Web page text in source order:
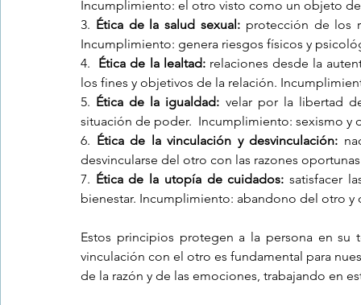
Incumplimiento: el otro visto como un objeto
3. Ética de la salud sexual: protección de los
Incumplimiento: genera riesgos físicos y
4. Ética de la lealtad: relaciones desde la
los fines y objetivos de la relación.
5. Ética de la igualdad: velar por la libertad
situación de poder.  Incumplimiento: sexismo y
6. Ética de la vinculación y desvinculación:
desvincularse del otro con las razones
7. Ética de la utopía de cuidados: satisfacer
bienestar. Incumplimiento: abandono del otro y
Estos principios protegen a la persona en su
vinculación con el otro es fundamental para
de la razón y de las emociones, trabajando en